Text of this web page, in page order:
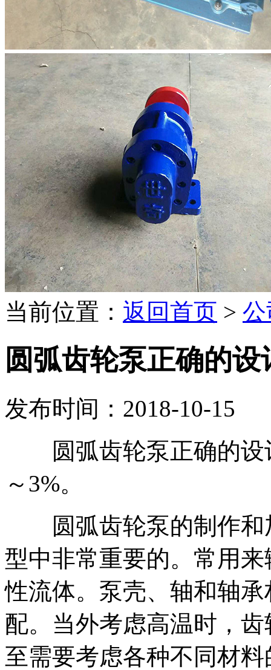
当前位置： 返回首页 >
圆弧齿轮泵正确的
发布时间：2018-10-15
圆弧齿轮泵正确的设
～3%。
圆弧齿轮泵的制作和
型中非常重要的。常用
性流体。泵壳、轴和轴
配。当外考虑高温时，
至需要考虑各种不同材